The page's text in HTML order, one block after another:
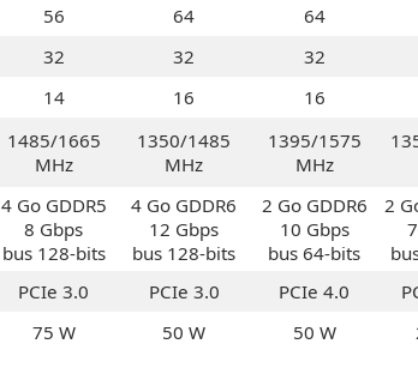
56 64 64
32 32 32
14 16 16
1485/1665
MHz
1350/1485
MHz
1395/1575
MHz
4 Go GDDR5
8 Gbps
bus 128-bits
4 Go GDDR6
12 Gbps
bus 128-bits
2 Go GDDR6
10 Gbps
bus 64-bits
2
PCIe 3.0 PCIe 3.0 PCIe 4.0
75 W 50 W 50 W